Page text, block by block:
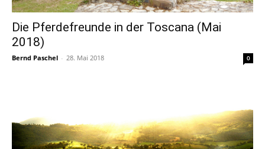
Die Pferdefreunde in der Toscana (Mai
2018)
Bernd Paschel - 28. Mai 2018 0